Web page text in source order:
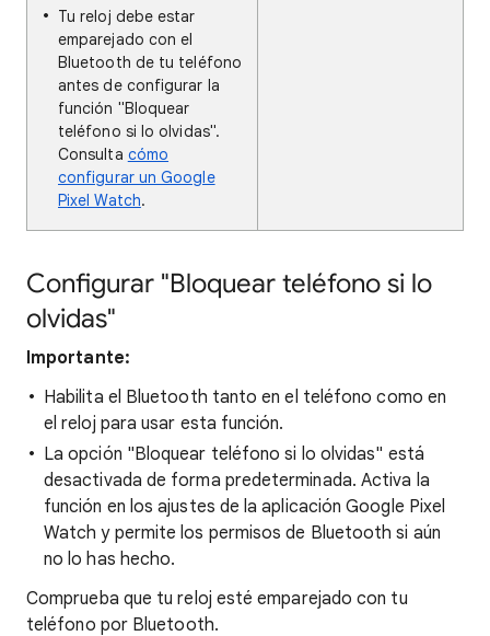
Tu reloj debe estar
emparejado con el
Bluetooth de tu teléfono
antes de configurar la
función "Bloquear
teléfono si lo olvidas".
Consulta cómo
configurar un Google
Pixel Watch.
Configurar "Bloquear teléfono si lo
olvidas"
Importante:
Habilita el Bluetooth tanto en el teléfono como en
el reloj para usar esta función.
La opción "Bloquear teléfono si lo olvidas" está
desactivada de forma predeterminada. Activa la
función en los ajustes de la aplicación Google Pixel
Watch y permite los permisos de Bluetooth si aún
no lo has hecho.
Comprueba que tu reloj esté emparejado con tu
teléfono por Bluetooth.